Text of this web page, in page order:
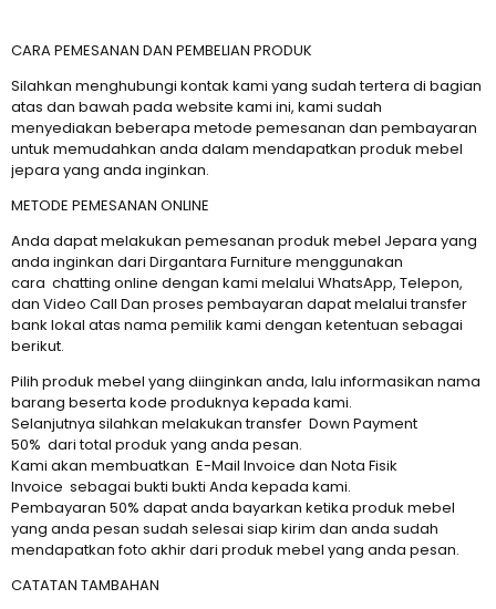
CARA PEMESANAN DAN PEMBELIAN PRODUK
Silahkan menghubungi kontak kami yang sudah tertera di bagian
atas dan bawah pada website kami ini, kami sudah
menyediakan beberapa metode pemesanan dan pembayaran
untuk memudahkan anda dalam mendapatkan produk mebel
jepara yang anda inginkan.
METODE PEMESANAN ONLINE
Anda dapat melakukan pemesanan produk mebel Jepara yang
anda inginkan dari Dirgantara Furniture menggunakan
cara chatting online dengan kami melalui WhatsApp, Telepon,
dan Video Call Dan proses pembayaran dapat melalui transfer
bank lokal atas nama pemilik kami dengan ketentuan sebagai
berikut.
Pilih produk mebel yang diinginkan anda, lalu informasikan nama
barang beserta kode produknya kepada kami.
Selanjutnya silahkan melakukan transfer Down Payment
50% dari total produk yang anda pesan.
Kami akan membuatkan E-Mail Invoice dan Nota Fisik
Invoice sebagai bukti bukti Anda kepada kami.
Pembayaran 50% dapat anda bayarkan ketika produk mebel
yang anda pesan sudah selesai siap kirim dan anda sudah
mendapatkan foto akhir dari produk mebel yang anda pesan.
CATATAN TAMBAHAN